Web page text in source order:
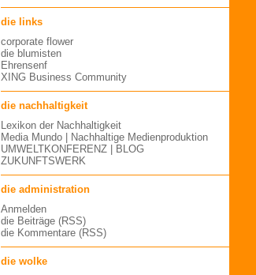
die links
corporate flower
die blumisten
Ehrensenf
XING Business Community
die nachhaltigkeit
Lexikon der Nachhaltigkeit
Media Mundo | Nachhaltige Medienproduktion
UMWELTKONFERENZ | BLOG
ZUKUNFTSWERK
die administration
Anmelden
die Beiträge (RSS)
die Kommentare (RSS)
die wolke